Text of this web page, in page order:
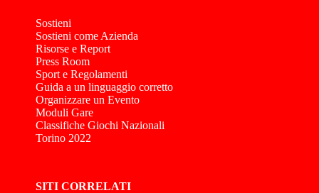
Sostieni
Sostieni come Azienda
Risorse e Report
Press Room
Sport e Regolamenti
Guida a un linguaggio corretto
Organizzare un Evento
Moduli Gare
Classifiche Giochi Nazionali
Torino 2022
SITI CORRELATI